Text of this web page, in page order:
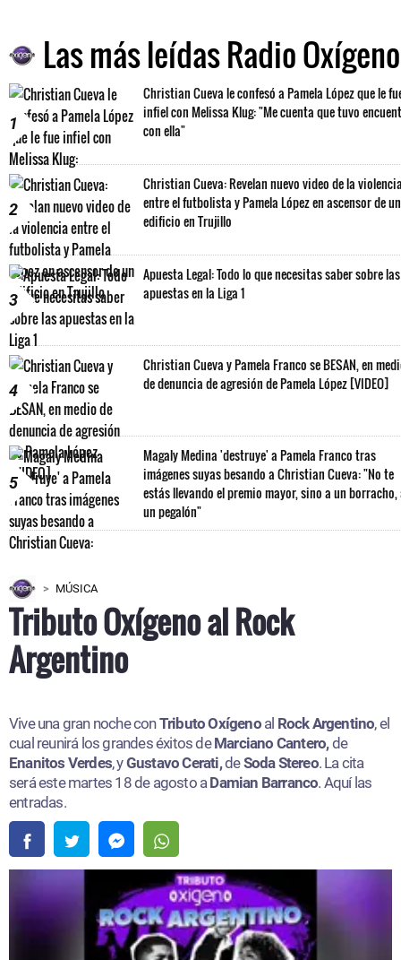
Las más leídas Radio Oxígeno
1
Christian Cueva le confesó a Pamela López que le
infiel con Melissa Klug: "Me cuenta que tuvo
con ella"
2
Christian Cueva: Revelan nuevo video de la
entre el futbolista y Pamela López en ascensor de un
edificio en Trujillo
3
Apuesta Legal: Todo lo que necesitas saber sobre las
apuestas en la Liga 1
4
Christian Cueva y Pamela Franco se BESAN, en
de denuncia de agresión de Pamela López [VIDEO]
5
Magaly Medina 'destruye' a Pamela Franco tras
imágenes suyas besando a Christian Cueva: "No te
estás llevando el premio mayor, sino a un borracho,
un pegalón"
MÚSICA
Tributo Oxígeno al Rock
Argentino
Vive una gran noche conTributo Oxígenoal Rock Argentino, el
cual reunirá los grandes éxitos deMarciano Cantero,de
Enanitos Verdes, yGustavo Cerati,deSoda Stereo. La cita
será este martes 18 de agosto a Damian Barranco. Aquí las
entradas.​